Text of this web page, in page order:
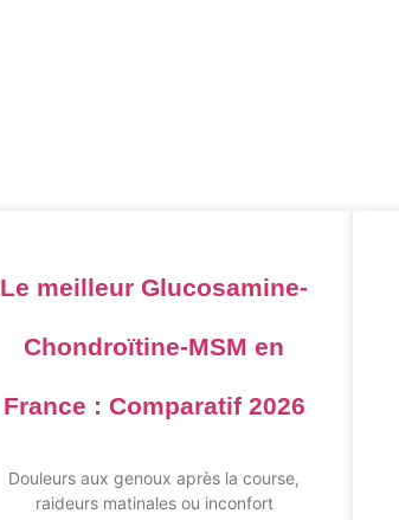
Le meilleur Glucosamine-
Chondroïtine-MSM en
France : Comparatif 2026
Douleurs aux genoux après la course,
raideurs matinales ou inconfort